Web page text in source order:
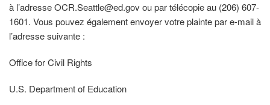
à l’adresse OCR.Seattle@ed.gov ou par télécopie au (206) 607-
1601. Vous pouvez également envoyer votre plainte par e-mail à
l’adresse suivante :
Office for Civil Rights
U.S. Department of Education